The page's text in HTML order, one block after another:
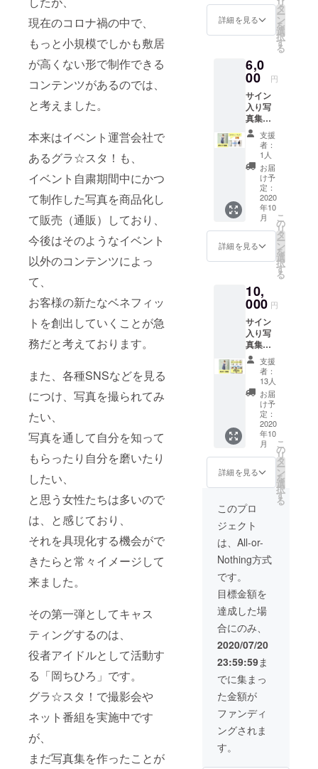
現在のコロナ禍の中で、
もっと小規模でしかも敷居
が高くない形で制作できる
コンテンツがあるのでは、
と考えました。
本来はイベント運営会社で
あるグラ☆スタ！も、
イベント自粛期間中にかつ
て制作した写真を商品化し
て販売（通販）しており、
今後はそのようなイベント
以外のコンテンツによっ
て、
お客様の新たなベネフィッ
トを創出していくことが急
務だと考えております。
また、各種SNSなどを見る
につけ、写真を撮られてみ
たい、
写真を通して自分を知って
もらったり自分を磨いたり
したい、
と思う女性たちは多いので
は、と感じており、
それを具現化する機会がで
きたらと常々イメージして
来ました。
その第一弾としてキャス
ティングするのは、
役者アイドルとして活動す
る「岡ちひろ」です。
グラ☆スタ！で撮影会や
ネット番組を実施中です
が、
まだ写真集を作ったことが
チャンネル
「グラ☆ス
タ！チャン
組プロ
デュース
★通販サイ
ト「グラス
タショッ
プ」の運営
★コンビニ
のマルチコ
ピー機での
オリジナル
ブロマイド
販売
★ニッポン
ルサイト
「1242モバ
イル」への
モデル写真
★GFC（グ
ラ☆スタ！
フットサル
クラブ）イ
ベント運営
詳細を見る
タ
ー
ン
を
選
択
す
る
6,0
00 円
サイン
入り写
真集＋
オフ
ショッ
トチェ
キ ●完
成した
写真集1
冊 ●オ
ショッ
トチェ
キ3枚
にサイ
ンを入
送りし
ます
支援
者：
1人
お届
け予
定：
2020
年10
月
詳細を見る
こ
の
リ
タ
ー
ン
を
選
択
す
る
10,
000 円
サイン
入り写
真集＋
オフ
ショッ
トチェ
キ＋大
判フォ
トセッ
ト ●完
成した
写真集1
冊 ●オ
フ
ショッ
トチェ
キ3枚
●A4サ
イズ
フォト
（写真
集に掲
ア
ショッ
ト）3枚
にサイ
ンを入
れてお
送りし
ます
支援
者：
13人
お届
け予
定：
2020
年10
月
詳細を見る
こ
の
リ
タ
ー
ン
を
選
択
す
る
このプロ
ジェクト
は、All-or-
Nothing方式
です。
目標金額を
達成した場
合にのみ、
2020/07/20
23:59:59ま
でに集まっ
た金額が
ファンディ
ングされま
す。